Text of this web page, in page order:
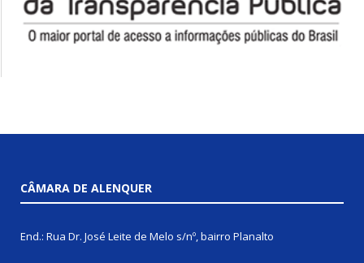
CÂMARA DE ALENQUER
End.: Rua Dr. José Leite de Melo s/nº, bairro Planalto